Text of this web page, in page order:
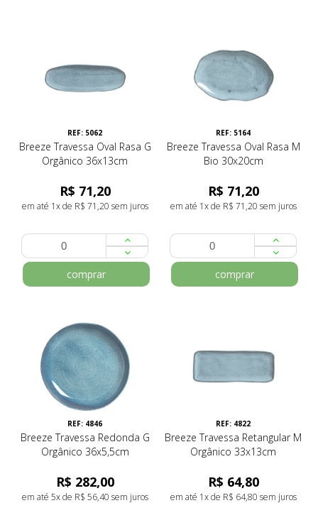
REF: 5062
Breeze Travessa Oval Rasa G
Orgânico 36x13cm
R$ 71,20
em até 1x de R$ 71,20 sem juros
comprar
REF: 5164
Breeze Travessa Oval Rasa M
Bio 30x20cm
R$ 71,20
em até 1x de R$ 71,20 sem juros
comprar
REF: 4846
Breeze Travessa Redonda G
Orgânico 36x5,5cm
R$ 282,00
em até 5x de R$ 56,40 sem juros
REF: 4822
Breeze Travessa Retangular M
Orgânico 33x13cm
R$ 64,80
em até 1x de R$ 64,80 sem juros